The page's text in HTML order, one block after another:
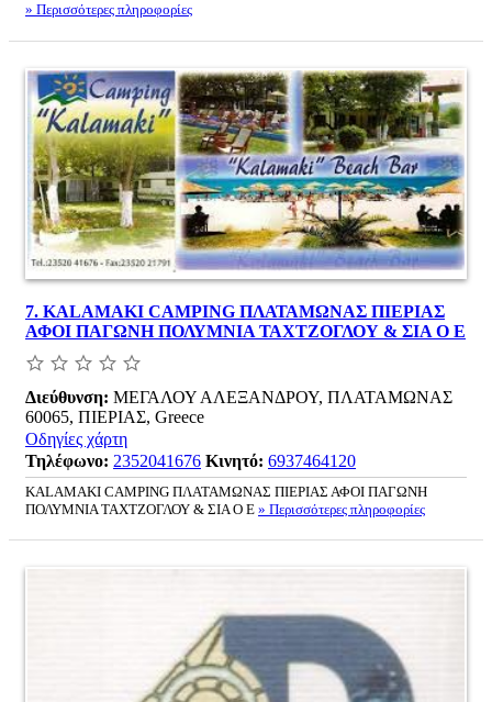
» Περισσότερες πληροφορίες
7. KALAMAKI CAMPING ΠΛΑΤΑΜΩΝΑΣ ΠΙΕΡΙΑΣ
ΑΦΟΙ ΠΑΓΩΝΗ ΠΟΛΥΜΝΙΑ ΤΑΧΤΖΟΓΛΟΥ & ΣΙΑ Ο Ε
Διεύθυνση: ΜΕΓΑΛΟΥ ΑΛΕΞΑΝΔΡΟΥ, ΠΛΑΤΑΜΩΝΑΣ
60065, ΠΙΕΡΙΑΣ, Greece
Οδηγίες χάρτη
Τηλέφωνο: 2352041676 Κινητό: 6937464120
KALAMAKI CAMPING ΠΛΑΤΑΜΩΝΑΣ ΠΙΕΡΙΑΣ ΑΦΟΙ ΠΑΓΩΝΗ
ΠΟΛΥΜΝΙΑ ΤΑΧΤΖΟΓΛΟΥ & ΣΙΑ Ο Ε » Περισσότερες πληροφορίες